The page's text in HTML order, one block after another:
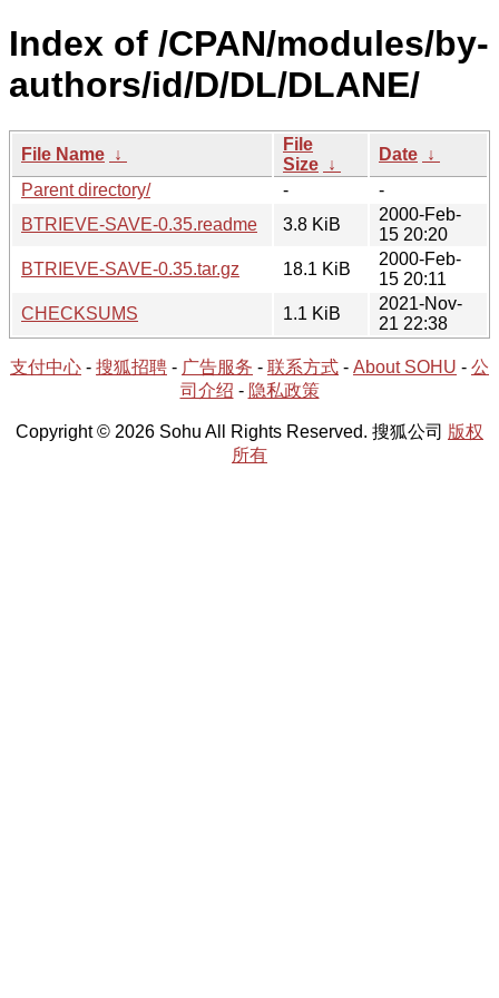
Index of /CPAN/modules/by-
authors/id/D/DL/DLANE/
File Name ↓
File
Size ↓
Date ↓
Parent directory/
-
-
BTRIEVE-SAVE-0.35.readme
3.8 KiB
2000-Feb-
15 20:20
BTRIEVE-SAVE-0.35.tar.gz
18.1 KiB
2000-Feb-
15 20:11
CHECKSUMS
1.1 KiB
2021-Nov-
21 22:38
支付中心 - 搜狐招聘 - 广告服务 - 联系方式 - About SOHU - 公
司介绍 - 隐私政策
Copyright © 2026 Sohu All Rights Reserved. 搜狐公司 版权
所有